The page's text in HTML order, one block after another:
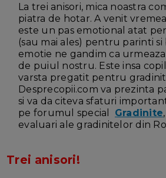
La trei anisori, mica noastra
piatra de hotar. A venit
este un pas emotional atat
(sau mai ales) pentru parinti si
emotie ne gandim ca
de puiul nostru. Este insa
varsta pregatit pentru
Desprecopii.com va prezinta
si va da citeva sfaturi
pe forumul special Gradinite
evaluari ale gradinitelor din
Trei anisori!